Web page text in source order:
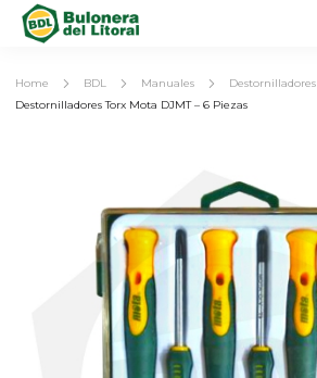
Home BDL Manuales Destornilladores
Destornilladores Torx Mota DJMT – 6 Piezas